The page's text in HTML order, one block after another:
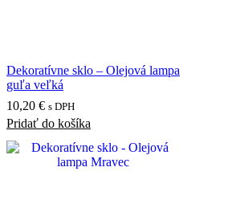
Dekoratívne sklo – Olejová lampa
guľa veľká
10,20 € s DPH
Pridať do košíka